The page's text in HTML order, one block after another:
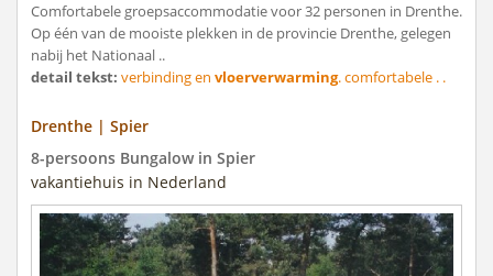
Comfortabele groepsaccommodatie voor 32 personen in Drenthe.
Op één van de mooiste plekken in de provincie Drenthe, gelegen
nabij het Nationaal ..
detail tekst: verbinding en vloerverwarming. comfortabele . .
Drenthe | Spier
8-persoons Bungalow in Spier
vakantiehuis in Nederland